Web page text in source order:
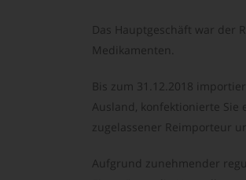
Das Hauptgeschäft war der
Medikamenten.
Bis zum 31.12.2018
Ausland, konfektionierte
zugelassener Reimporteur
Aufgrund zunehmender